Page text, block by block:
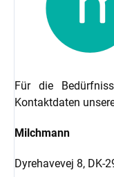
Für die
Kontaktdaten
Milchmann
Dyrehavevej 8, DK-